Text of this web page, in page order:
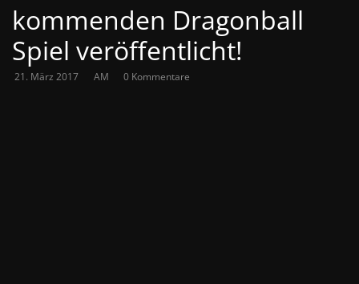
kommenden Dragonball
Spiel veröffentlicht!
21. März 2017 AM 0 Kommentare